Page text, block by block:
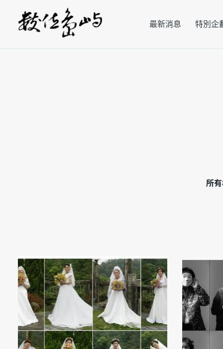
最新消息 特別企
所